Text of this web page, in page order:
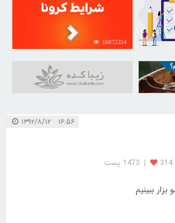
16872354
۱۶:۵۶ ۱۳۹۲/۸/۱۲
314
| 1473 پست
ببینیم